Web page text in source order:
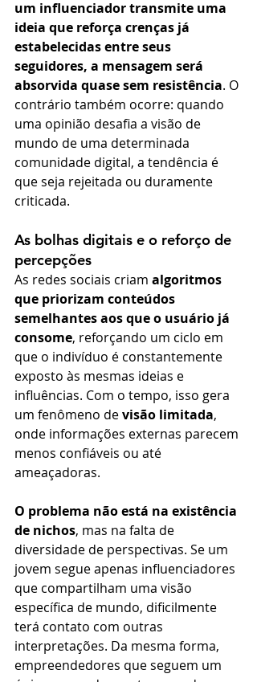
um influenciador transmite uma
ideia que reforça crenças já
estabelecidas entre seus
seguidores, a mensagem será
absorvida quase sem resistência. O
contrário também ocorre: quando
uma opinião desafia a visão de
mundo de uma determinada
comunidade digital, a tendência é
que seja rejeitada ou duramente
criticada.
As bolhas digitais e o reforço de
percepções
As redes sociais criam algoritmos
que priorizam conteúdos
semelhantes aos que o usuário já
consome, reforçando um ciclo em
que o indivíduo é constantemente
exposto às mesmas ideias e
influências. Com o tempo, isso gera
um fenômeno de visão limitada,
onde informações externas parecem
menos confiáveis ou até
ameaçadoras.
O problema não está na existência
de nichos, mas na falta de
diversidade de perspectivas. Se um
jovem segue apenas influenciadores
que compartilham uma visão
específica de mundo, dificilmente
terá contato com outras
interpretações. Da mesma forma,
empreendedores que seguem um